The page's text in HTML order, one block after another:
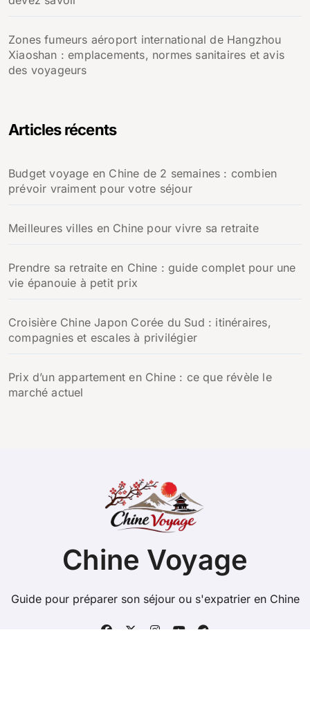
Zones fumeurs aéroport international de Hangzhou
Xiaoshan : emplacements, normes sanitaires et avis
des voyageurs
Articles récents
Budget voyage en Chine de 2 semaines : combien
prévoir vraiment pour votre séjour
Meilleures villes en Chine pour vivre sa retraite
Prendre sa retraite en Chine : guide complet pour une
vie épanouie à petit prix
Croisière Chine Japon Corée du Sud : itinéraires,
compagnies et escales à privilégier
Prix d’un appartement en Chine : ce que révèle le
marché actuel
Chine Voyage
Guide pour préparer son séjour ou s'expatrier en Chine